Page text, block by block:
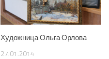
Художница Ольга Орлова
27.01.2014